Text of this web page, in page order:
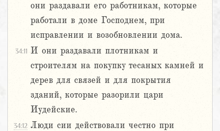
они раздавали его работникам, которые
работали в доме Господнем, при
исправлении и возобновлении дома.
34:11 И они раздавали плотникам и
строителям на покупку тесаных камней и
дерев для связей и для покрытия
зданий, которые разорили цари
Иудейские.
34:12 Люди сии действовали честно при